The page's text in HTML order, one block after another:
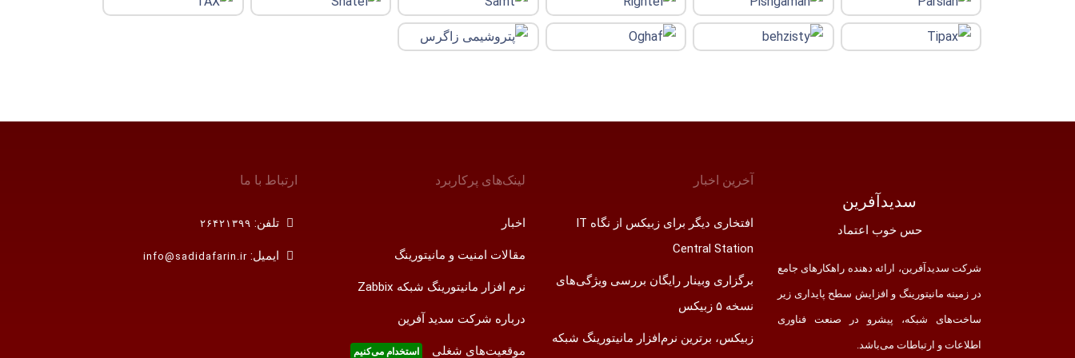
سدید‌آفرین
حس خوب اعتماد
شرکت سدید‌آفرین، ارائه دهنده راهکارهای جامع
در زمینه مانیتورینگ و افزایش سطح پایداری زیر
ساخت‌های شبکه، پیشرو در صنعت فناوری
اطلاعات و ارتباطات می‌باشد.
آخرین اخبار
افتخاری دیگر برای زبیکس از نگاه IT
Central Station
برگزاری وبینار رایگان بررسی ویژگی‌های
نسخه ۵ زبیکس
زبیکس، برترین نرم‌افزار مانیتورینگ شبکه
لینک‌های پر‌کاربرد
اخبار
مقالات امنیت و مانیتورینگ
نرم افزار مانیتورینگ شبکه Zabbix
درباره شرکت سدید آفرین
موقعیت‌های شغلی استخدام ‌می‌کنیم
ارتباط با ما
تلفن: ۲۶۴۲۱۳۹۹
ایمیل: info@sadidafarin.ir